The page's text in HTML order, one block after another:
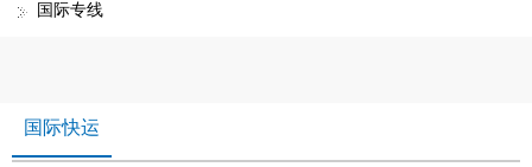
国际专线
国际快运